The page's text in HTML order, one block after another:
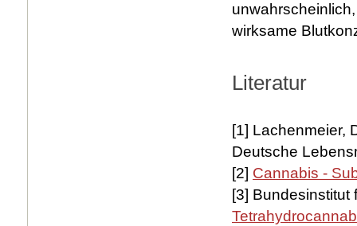
wirksame
Literatur
[1] Lachenmeier,
Deutsche
[2] Cannabis -
[3] Bundesinstitut